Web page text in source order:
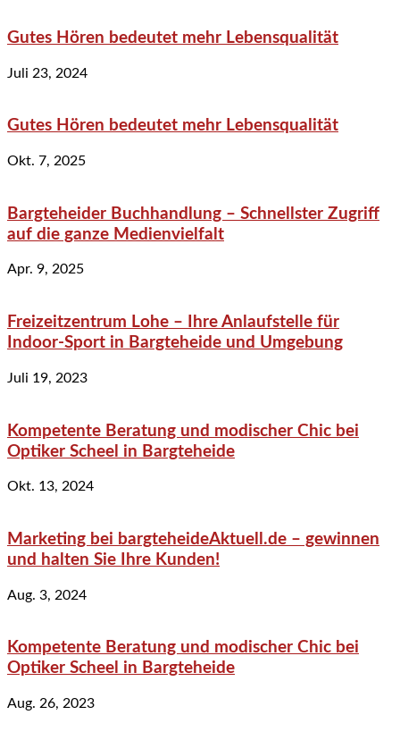
Gutes Hören bedeutet mehr Lebensqualität
Juli 23, 2024
Gutes Hören bedeutet mehr Lebensqualität
Okt. 7, 2025
Bargteheider Buchhandlung – Schnellster Zugriff
auf die ganze Medienvielfalt
Apr. 9, 2025
Freizeitzentrum Lohe – Ihre Anlaufstelle für
Indoor-Sport in Bargteheide und Umgebung
Juli 19, 2023
Kompetente Beratung und modischer Chic bei
Optiker Scheel in Bargteheide
Okt. 13, 2024
Marketing bei bargteheideAktuell.de – gewinnen
und halten Sie Ihre Kunden!
Aug. 3, 2024
Kompetente Beratung und modischer Chic bei
Optiker Scheel in Bargteheide
Aug. 26, 2023